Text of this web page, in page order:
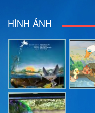
HÌNH ẢNH